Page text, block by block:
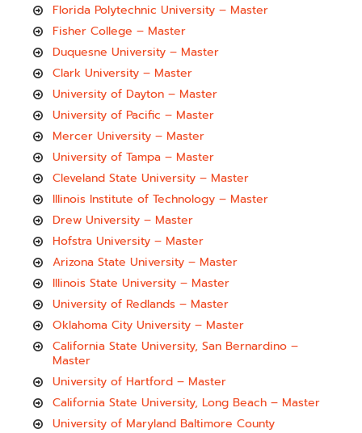
Florida Polytechnic University – Master
Fisher College – Master
Duquesne University – Master
Clark University – Master
University of Dayton – Master
University of Pacific – Master
Mercer University – Master
University of Tampa – Master
Cleveland State University – Master
Illinois Institute of Technology – Master
Drew University – Master
Hofstra University – Master
Arizona State University – Master
Illinois State University – Master
University of Redlands – Master
Oklahoma City University – Master
California State University, San Bernardino –
Master
University of Hartford – Master
California State University, Long Beach – Master
University of Maryland Baltimore County